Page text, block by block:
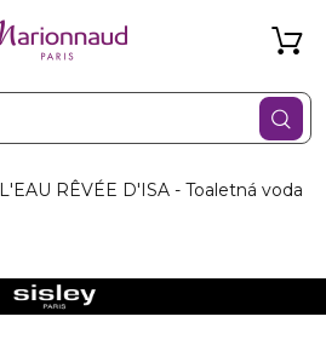
L'EAU RÊVÉE D'ISA - Toaletná voda